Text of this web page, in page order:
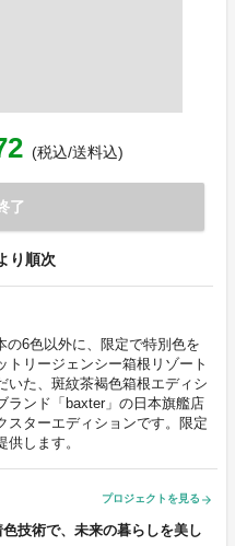
(税込/送料込)
了
り順次
の6色以外に、限定で特別色を
トリージェンシー箱根リゾート
いた、斑紋茶褐色箱根エディシ
ランド「baxter」の日本旗艦店
スターエディションです。限定
します。
プロジェクトを見る arrow_forward
技術で、未来の暮らしを美し